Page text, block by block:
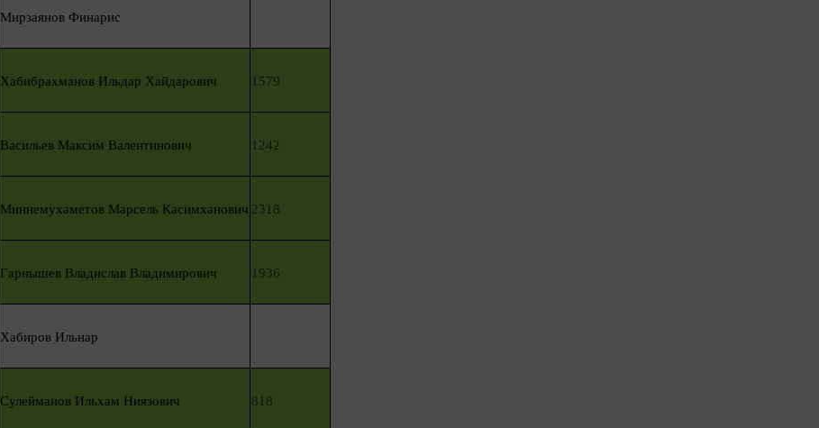
Мирзаянов Финарис
Хабибрахманов Ильдар Хайдарович 1579
Васильев Максим Валентинович 1242
Миннемухаметов Марсель Касимханович 2318
Гарнышев Владислав Владимирович 1936
Хабиров Ильнар
Сулейманов Ильхам Ниязович 818